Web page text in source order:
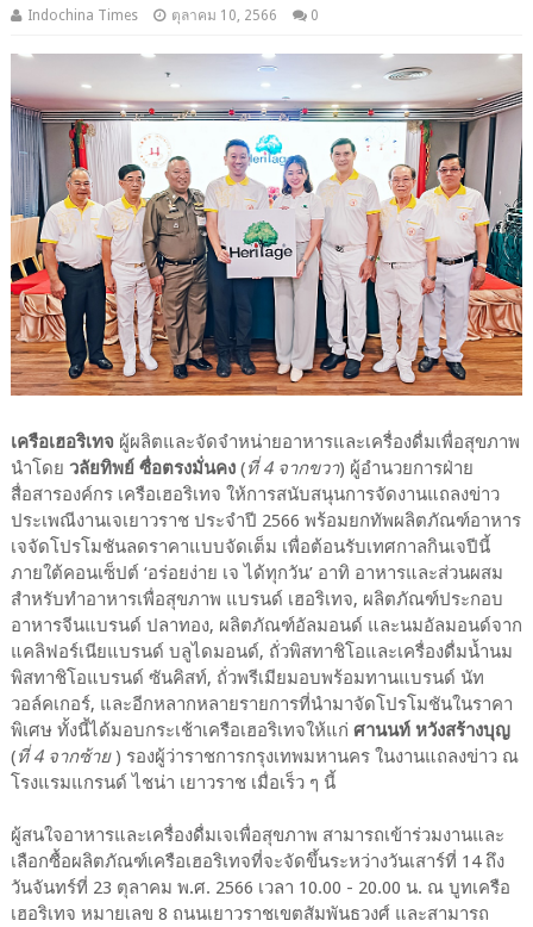
Indochina Times ตุลาคม 10, 2566 0
เครือเฮอริเทจ ผู้ผลิตและจัดจำหน่ายอาหารและเครื่องดื่มเพื่อสุขภาพ
นำโดย วลัยทิพย์ ซื่อตรงมั่นคง(ที่ 4 จากขวา) ผู้อำนวยการฝ่าย
สื่อสารองค์กร เครือเฮอริเทจ ให้การสนับสนุนการจัดงานแถลงข่าว
ประเพณีงานเจเยาวราช ประจำปี 2566 พร้อมยกทัพผลิตภัณฑ์อาหาร
เจจัดโปรโมชันลดราคาแบบจัดเต็ม เพื่อต้อนรับเทศกาลกินเจปีนี้
ภายใต้คอนเซ็ปต์ ‘อร่อยง่าย เจ ได้ทุกวัน’ อาทิ อาหารและส่วนผสม
สำหรับทำอาหารเพื่อสุขภาพ แบรนด์ เฮอริเทจ, ผลิตภัณฑ์ประกอบ
อาหารจีนแบรนด์ ปลาทอง, ผลิตภัณฑ์อัลมอนด์ และนมอัลมอนด์จาก
แคลิฟอร์เนียแบรนด์ บลูไดมอนด์, ถั่วพิสทาชิโอและเครื่องดื่มน้ำนม
พิสทาชิโอแบรนด์ ซันคิสท์, ถั่วพรีเมียมอบพร้อมทานแบรนด์ นัท
วอล์คเกอร์, และอีกหลากหลายรายการที่นำมาจัดโปรโมชันในราคา
พิเศษ ทั้งนี้ได้มอบกระเช้าเครือเฮอริเทจให้แก่ ศานนท์ หวังสร้างบุญ
(ที่ 4 จากซ้าย) รองผู้ว่าราชการกรุงเทพมหานคร ในงานแถลงข่าว ณ
โรงแรมแกรนด์ ไชน่า เยาวราช เมื่อเร็ว ๆ นี้
ผู้สนใจอาหารและเครื่องดื่มเจเพื่อสุขภาพ สามารถเข้าร่วมงานและ
เลือกซื้อผลิตภัณฑ์เครือเฮอริเทจที่จะจัดขึ้นระหว่างวันเสาร์ที่ 14 ถึง
วันจันทร์ที่ 23 ตุลาคม พ.ศ. 2566 เวลา 10.00 - 20.00 น. ณ บูทเครือ
เฮอริเทจ หมายเลข 8 ถนนเยาวราชเขตสัมพันธวงศ์ และสามารถ